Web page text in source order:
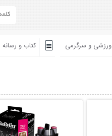
ورزشی و سرگرمی کتاب و رسانه